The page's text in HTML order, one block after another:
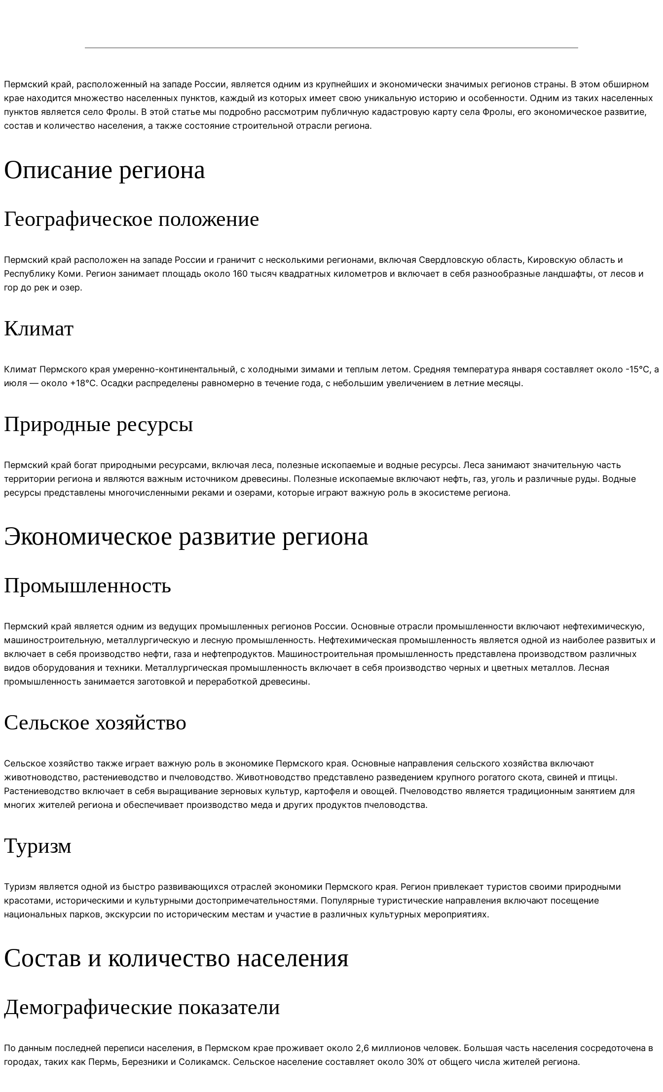
Пермский край, расположенный на западе России, является одним из крупнейших и экономически значимых регионов страны. В этом обширном
крае находится множество населенных пунктов, каждый из которых имеет свою уникальную историю и особенности. Одним из таких населенных
пунктов является село Фролы. В этой статье мы подробно рассмотрим публичную кадастровую карту села Фролы, его экономическое развитие,
состав и количество населения, а также состояние строительной отрасли региона.
Описание региона
Географическое положение
Пермский край расположен на западе России и граничит с несколькими регионами, включая Свердловскую область, Кировскую область и
Республику Коми. Регион занимает площадь около 160 тысяч квадратных километров и включает в себя разнообразные ландшафты, от лесов и
гор до рек и озер.
Климат
Климат Пермского края умеренно-континентальный, с холодными зимами и теплым летом. Средняя температура января составляет около -15°C, а
июля — около +18°C. Осадки распределены равномерно в течение года, с небольшим увеличением в летние месяцы.
Природные ресурсы
Пермский край богат природными ресурсами, включая леса, полезные ископаемые и водные ресурсы. Леса занимают значительную часть
территории региона и являются важным источником древесины. Полезные ископаемые включают нефть, газ, уголь и различные руды. Водные
ресурсы представлены многочисленными реками и озерами, которые играют важную роль в экосистеме региона.
Экономическое развитие региона
Промышленность
Пермский край является одним из ведущих промышленных регионов России. Основные отрасли промышленности включают нефтехимическую,
машиностроительную, металлургическую и лесную промышленность. Нефтехимическая промышленность является одной из наиболее развитых и
включает в себя производство нефти, газа и нефтепродуктов. Машиностроительная промышленность представлена производством различных
видов оборудования и техники. Металлургическая промышленность включает в себя производство черных и цветных металлов. Лесная
промышленность занимается заготовкой и переработкой древесины.
Сельское хозяйство
Сельское хозяйство также играет важную роль в экономике Пермского края. Основные направления сельского хозяйства включают
животноводство, растениеводство и пчеловодство. Животноводство представлено разведением крупного рогатого скота, свиней и птицы.
Растениеводство включает в себя выращивание зерновых культур, картофеля и овощей. Пчеловодство является традиционным занятием для
многих жителей региона и обеспечивает производство меда и других продуктов пчеловодства.
Туризм
Туризм является одной из быстро развивающихся отраслей экономики Пермского края. Регион привлекает туристов своими природными
красотами, историческими и культурными достопримечательностями. Популярные туристические направления включают посещение
национальных парков, экскурсии по историческим местам и участие в различных культурных мероприятиях.
Состав и количество населения
Демографические показатели
По данным последней переписи населения, в Пермском крае проживает около 2,6 миллионов человек. Большая часть населения сосредоточена в
городах, таких как Пермь, Березники и Соликамск. Сельское население составляет около 30% от общего числа жителей региона.